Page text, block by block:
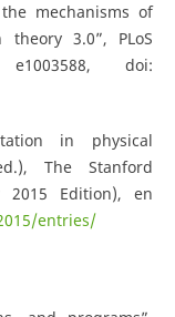
mechanisms of
theory 3.0”, PLoS
doi:
in physical
The Stanford
2015 Edition), en
entries/